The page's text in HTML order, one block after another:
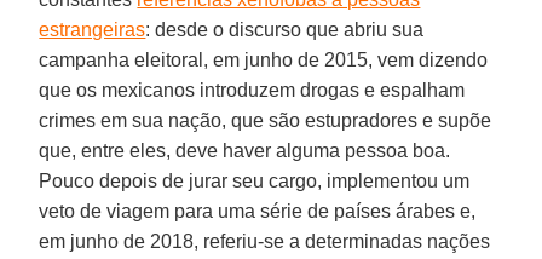
estrangeiras: desde o discurso que abriu sua
campanha eleitoral, em junho de 2015, vem dizendo
que os mexicanos introduzem drogas e espalham
crimes em sua nação, que são estupradores e supõe
que, entre eles, deve haver alguma pessoa boa.
Pouco depois de jurar seu cargo, implementou um
veto de viagem para uma série de países árabes e,
em junho de 2018, referiu-se a determinadas nações